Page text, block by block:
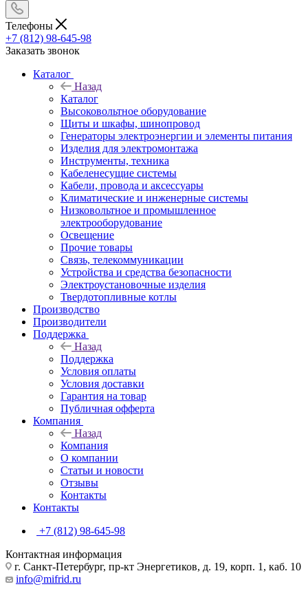
Телефоны
+7 (812) 98-645-98
Заказать звонок
Каталог
Назад
Каталог
Высоковольтное оборудование
Щиты и шкафы, шинопровод
Генераторы электроэнергии и элементы питания
Изделия для электромонтажа
Инструменты, техника
Кабеленесущие системы
Кабели, провода и аксессуары
Климатические и инженерные системы
Низковольтное и промышленное
электрооборудование
Освещение
Прочие товары
Связь, телекоммуникации
Устройства и средства безопасности
Электроустановочные изделия
Твердотопливные котлы
Производство
Производители
Поддержка
Назад
Поддержка
Условия оплаты
Условия доставки
Гарантия на товар
Публичная офферта
Компания
Назад
Компания
О компании
Статьи и новости
Отзывы
Контакты
Контакты
+7 (812) 98-645-98
Контактная информация
г. Санкт-Петербург, пр-кт Энергетиков, д. 19, корп. 1, каб. 10
info@mifrid.ru